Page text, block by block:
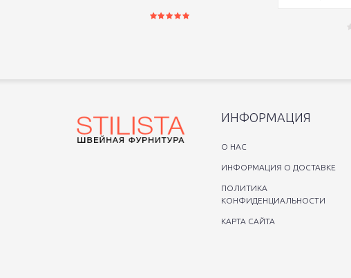
ИНФОРМАЦИЯ
O НАС
ИНФОРМАЦИЯ О ДОСТАВКЕ
ПОЛИТИКА
КОНФИДЕНЦИАЛЬНОСТИ
КАРТА САЙТА